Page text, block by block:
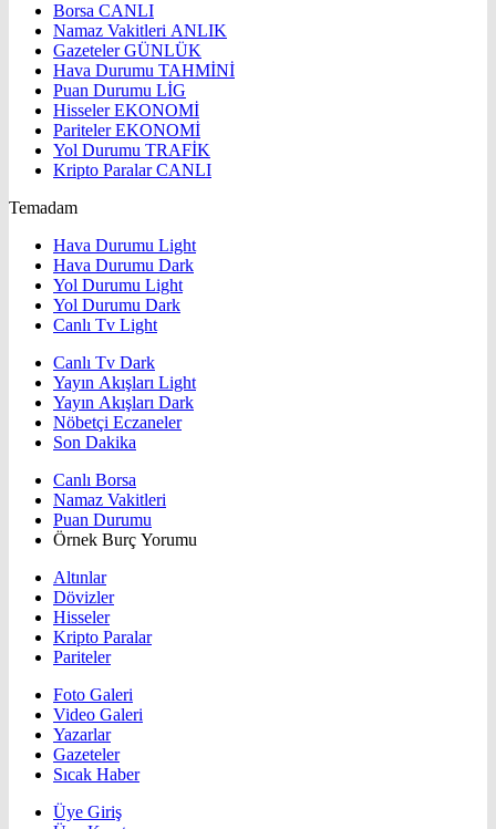
Borsa CANLI
Namaz Vakitleri ANLIK
GazetelerGÜNLÜK
Hava Durumu TAHMİNİ
Puan Durumu LİG
HisselerEKONOMİ
ParitelerEKONOMİ
Yol Durumu TRAFİK
Kripto ParalarCANLI
Temadam
Hava Durumu Light
Hava Durumu Dark
Yol Durumu Light
Yol Durumu Dark
Canlı Tv Light
Canlı Tv Dark
Yayın Akışları Light
Yayın Akışları Dark
Nöbetçi Eczaneler
Son Dakika
Canlı Borsa
Namaz Vakitleri
Puan Durumu
Örnek Burç Yorumu
Altınlar
Dövizler
Hisseler
Kripto Paralar
Pariteler
Foto Galeri
Video Galeri
Yazarlar
Gazeteler
Sıcak Haber
Üye Giriş